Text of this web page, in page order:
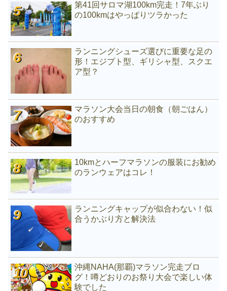
第41回サロマ湖100km完走！7年ぶり
の100kmはやっぱりツラかった
ランニングシューズ選びに重要な足の
形！エジプト型、ギリシャ型、スクエ
ア型？
マラソン大会当日の朝食（朝ごはん）
のおすすめ
10kmとハーフマラソンの服装にお勧め
のランウェアはコレ！
ランニングキャップが似合わない！似
合うかぶり方と解決法
沖縄NAHA(那覇)マラソン完走ブロ
グ！噂どおりのお祭り大会で楽しい体
験でした